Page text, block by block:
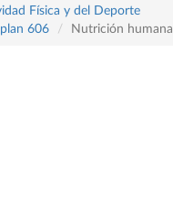
Física y del Deporte
606
Nutrición humana